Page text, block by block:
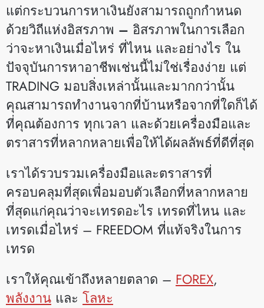
แต่กระบวนการหาเงินยังสามารถถูกกำหนด
ด้วยวิถีแห่งอิสรภาพ – อิสรภาพในการเลือก
ว่าจะหาเงินเมื่อไหร่ ที่ไหน และอย่างไร ใน
ปัจจุบันการหาอาชีพเช่นนี้ไม่ใช่เรื่องง่าย แต่
TRADING มอบสิ่งเหล่านั้นและมากกว่านั้น
คุณสามารถทำงานจากที่บ้านหรือจากที่ใดก็ได้
ที่คุณต้องการ ทุกเวลา และด้วยเครื่องมือและ
ตราสารที่หลากหลายเพื่อให้ได้ผลลัพธ์ที่ดีที่สุด
เราได้รวบรวมเครื่องมือและตราสารที่
ครอบคลุมที่สุดเพื่อมอบตัวเลือกที่หลากหลาย
ที่สุดแก่คุณว่าจะเทรดอะไร เทรดที่ไหน และ
เทรดเมื่อไหร่ – FREEDOM ที่แท้จริงในการ
เทรด
เราให้คุณเข้าถึงหลายตลาด – FOREX,
พลังงาน และ โลหะ